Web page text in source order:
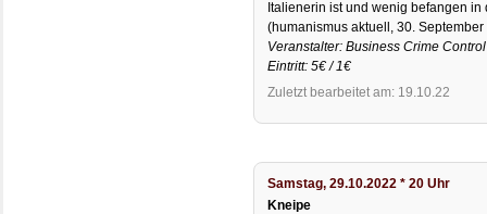
Italienerin ist und wenig befangen
(humanismus aktuell, 30.
Veranstalter: Business Crime
Eintritt: 5€ / 1€
Zuletzt bearbeitet am: 19.10.22
Samstag, 29.10.2022 * 20 Uhr
Kneipe